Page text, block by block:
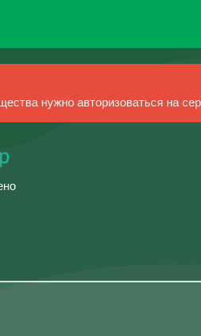
нужно авторизоваться на